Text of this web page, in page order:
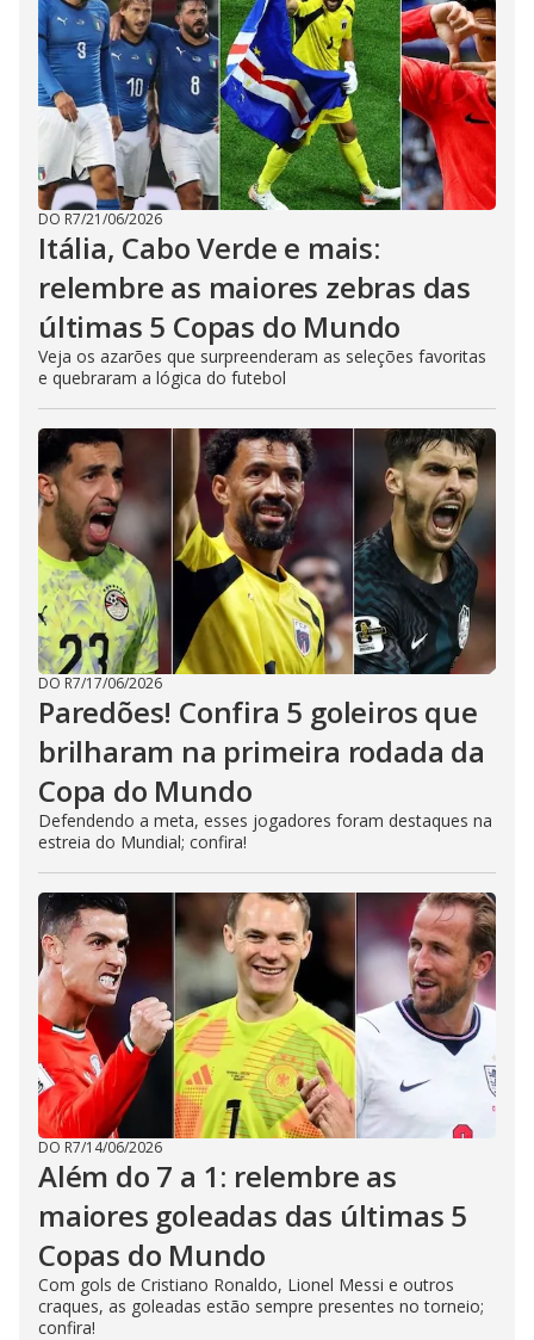
DO R7/21/06/2026
Itália, Cabo Verde e mais:
relembre as maiores zebras das
últimas 5 Copas do Mundo
Veja os azarões que surpreenderam as seleções favoritas
e quebraram a lógica do futebol
DO R7/17/06/2026
Paredões! Confira 5 goleiros que
brilharam na primeira rodada da
Copa do Mundo
Defendendo a meta, esses jogadores foram destaques na
estreia do Mundial; confira!
DO R7/14/06/2026
Além do 7 a 1: relembre as
maiores goleadas das últimas 5
Copas do Mundo
Com gols de Cristiano Ronaldo, Lionel Messi e outros
craques, as goleadas estão sempre presentes no torneio;
confira!